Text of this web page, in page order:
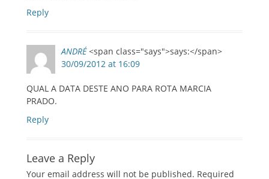
Reply
ANDRÉ<span class="says">says:</span>
30/09/2012 at 16:09
QUAL A DATA DESTE ANO PARA ROTA MARCIA
PRADO.
Reply
Leave a Reply
Your email address will not be published. Required